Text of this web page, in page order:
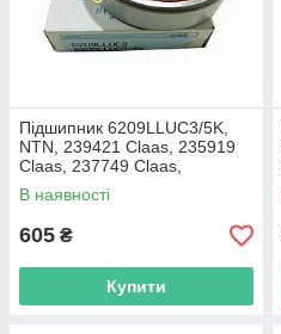
Підшипник 6209LLUC3/5K,
NTN, 239421 Claas, 235919
Claas, 237749 Claas,
DE19306, JD9245 John Deere
В наявності
605 ₴
Купити